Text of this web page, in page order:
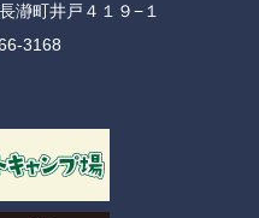
瀞町井戸４１９−１
3168